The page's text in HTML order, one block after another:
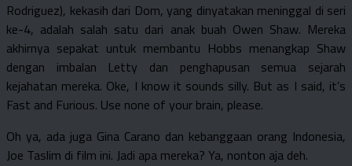
Rodriguez), kekasih dari Dom, yang dinyatakan meninggal di seri
ke-4, adalah salah satu dari anak buah Owen Shaw. Mereka
akhirnya sepakat untuk membantu Hobbs menangkap Shaw
dengan imbalan Letty dan penghapusan semua sejarah
kejahatan mereka. Oke, I know it sounds silly. But as I said, it’s
Fast and Furious. Use none of your brain, please.
Oh ya, ada juga Gina Carano dan kebanggaan orang Indonesia,
Joe Taslim di film ini. Jadi apa mereka? Ya, nonton aja deh.